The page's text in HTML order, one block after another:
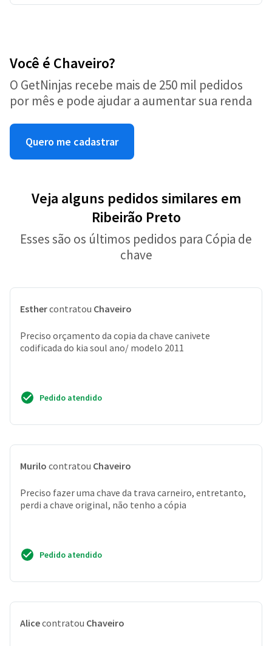
Você é Chaveiro?
O GetNinjas recebe mais de 250 mil pedidos
por mês e pode ajudar a aumentar sua renda
Quero me cadastrar
Veja alguns pedidos similares em
Ribeirão Preto
Esses são os últimos pedidos para Cópia de
chave
Esthercontratou Chaveiro
Preciso orçamento da copia da chave canivete
codificada do kia soul ano/ modelo 2011
Pedido atendido
Murilo contratou Chaveiro
Preciso fazer uma chave da trava carneiro, entretanto,
perdi a chave original, não tenho a cópia
Pedido atendido
Alicecontratou Chaveiro